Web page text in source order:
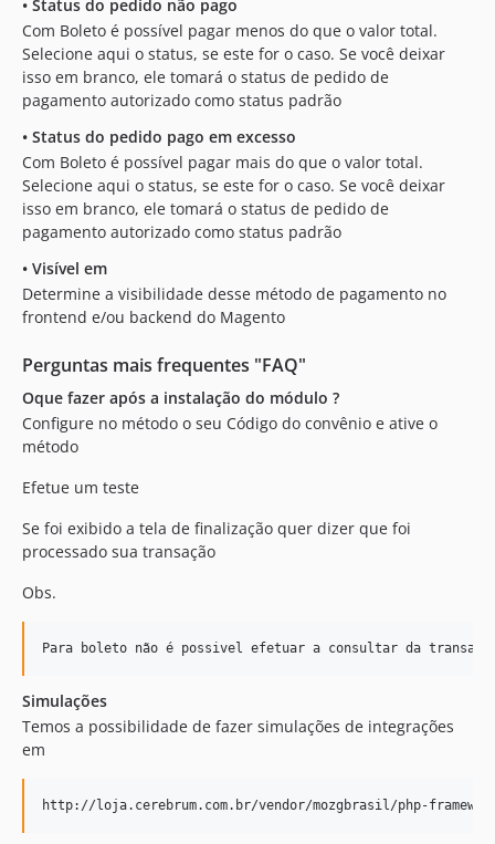
• Status do pedido não pago
Com Boleto é possível pagar menos do que o valor total.
Selecione aqui o status, se este for o caso. Se você deixar
isso em branco, ele tomará o status de pedido de
pagamento autorizado como status padrão
• Status do pedido pago em excesso
Com Boleto é possível pagar mais do que o valor total.
Selecione aqui o status, se este for o caso. Se você deixar
isso em branco, ele tomará o status de pedido de
pagamento autorizado como status padrão
• Visível em
Determine a visibilidade desse método de pagamento no
frontend e/ou backend do Magento
Perguntas mais frequentes "FAQ"
Oque fazer após a instalação do módulo ?
Configure no método o seu Código do convênio e ative o
método
Efetue um teste
Se foi exibido a tela de finalização quer dizer que foi
processado sua transação
Obs.
Simulações
Temos a possibilidade de fazer simulações de integrações
em